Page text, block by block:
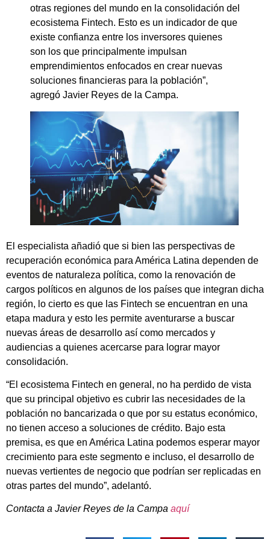
otras regiones del mundo en la consolidación del
ecosistema Fintech. Esto es un indicador de que
existe confianza entre los inversores quienes
son los que principalmente impulsan
emprendimientos enfocados en crear nuevas
soluciones financieras para la población”,
agregó Javier Reyes de la Campa.
El especialista añadió que si bien las perspectivas de
recuperación económica para América Latina dependen de
eventos de naturaleza política, como la renovación de
cargos políticos en algunos de los países que integran dicha
región, lo cierto es que las Fintech se encuentran en una
etapa madura y esto les permite aventurarse a buscar
nuevas áreas de desarrollo así como mercados y
audiencias a quienes acercarse para lograr mayor
consolidación.
“El ecosistema Fintech en general, no ha perdido de vista
que su principal objetivo es cubrir las necesidades de la
población no bancarizada o que por su estatus económico,
no tienen acceso a soluciones de crédito. Bajo esta
premisa, es que en América Latina podemos esperar mayor
crecimiento para este segmento e incluso, el desarrollo de
nuevas vertientes de negocio que podrían ser replicadas en
otras partes del mundo”, adelantó.
Contacta a Javier Reyes de la Campa aquí